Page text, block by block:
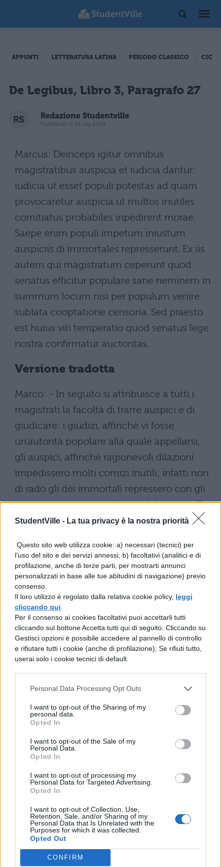
StudentVille - La tua privacy è la nostra priorità
Questo sito web utilizza cookie: a) necessari (tecnici) per
l'uso del sito e dei servizi annessi; b) facoltativi (analitici e di
profilazione, anche di terze parti, per mostrarti annunci
personalizzati in base alle tue abitudini di navigazione) previo
consenso.
Il loro utilizzo è regolato dalla relativa cookie policy, leggi
cliccando qui
Per il consenso ai cookies facoltativi puoi accettarli tutti
cliccando sul bottone Accetta tutti qui di seguito. Cliccando su
Gestisci opzioni è possibile accedere al pannello di controllo
e rifiutare tutti i cookie (anche di profilazione); Se rifiuti tutto,
userai solo i cookie tecnici di default.
Personal Data Processing Opt Outs
I want to opt-out of the Sharing of my
personal data.
Opted In
I want to opt-out of the Sale of my
Personal Data.
Opted In
I want to opt-out of processing my
Personal Data for Targeted Advertising.
Opted In
I want to opt-out of Collection, Use,
Retention, Sale, and/or Sharing of my
Personal Data that Is Unrelated with the
Purposes for which it was collected.
Opted Out
CONFIRM
APPUNTI LETTERATURA LATINA PERIODO CLASSICO
De Legibus, Libro 3, Paragrafo 27
Redazione Studentville
Pubblicato il 14 lug 2014
Marcus: Deinceps igitur omnibus
magistratibus auspicia et iudicia dantur:
iudicia ut esset populi potestas ad quam
provocaretur auspicia ut multos inutiles
comitiatus probabiles inpedirent morae.
Saepe enim populi impetum iniustum
auspiciis di immortales represserunt. Ex iis
autem qui magistratum ceperunt quod
senatus efficitur populare sane neminem in
summum locum nisi per populum venire
sublata cooptatione censoria. Sed praesto
est huius viti temperatio quod senatus lege
nostra confirmatur auctoritas.
Versione tradotta
Marco: - In seguito si attribuisce a tutti i
magistrati la facoltà di trarre auspici e di
giudicare: i giudizi, affinchè vi fosse
un'autorità popolare alla quale appellarsi,
gli auspici, affinchè ragionevoli dilazioni
impedissero molti comizi inutili; infatti non
di rado gli dèi immortali repressero con gli
auspici la foga ingiustificata del popolo. Tra
quelli vi furono coloro i quali tennero la
compongono il senato; sarebbe gradito al
popolo che nessuno pervenisse alla
massima carica se non per elezione
popolare, una volta eliminata l'integrazione
del senato per opera dei censori. Ma si trova
a portata di mano uno strumento che
attenua questo difetto, per il fatto che
l'autorità del senato viene rafforzata dalla
TI POTREBBE INTERESSARE
PERIODO CLASSICO
De Legibus, I, 18
PERIODO CLASSICO
De Legibus, Libro 1, Paragrafo 17